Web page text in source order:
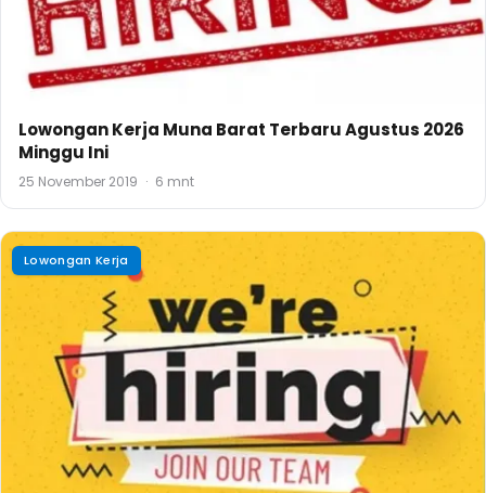
Lowongan Kerja Muna Barat Terbaru Agustus 2026
Minggu Ini
25 November 2019 · 6 mnt
Lowongan Kerja